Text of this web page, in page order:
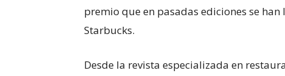
premio que en pasadas ediciones se
Starbucks.
Desde la revista especializada en